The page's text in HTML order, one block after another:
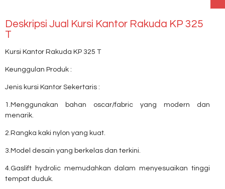
Deskripsi Jual Kursi Kantor Rakuda KP 325
T
Kursi Kantor Rakuda KP 325 T
Keunggulan Produk :
Jenis kursi Kantor Sekertaris :
1.Menggunakan bahan oscar/fabric yang modern dan
menarik.
2.Rangka kaki nylon yang kuat.
3.Model desain yang berkelas dan terkini.
4.Gaslift hydrolic memudahkan dalam menyesuaikan tinggi
tempat duduk.